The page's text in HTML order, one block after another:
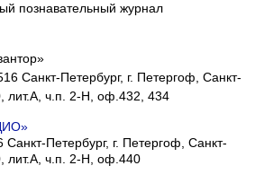
познавательный журнал
Санкт-Петербург, г. Петергоф, Санкт-
лит.А, ч.п. 2-Н, оф.432, 434
Петербург, г. Петергоф, Санкт-
лит.А, ч.п. 2-Н, оф.440